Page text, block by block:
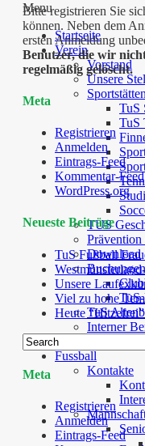
Menu
Startseite
Verein
Vorstand
Unsere
Sportstätten
TuS
TuS
TUS
Download
Buchungen
TuS
Interner
Fussball
Kontakte
Bitte registrieren Sie
können. Neben dem
ersten Anmeldung
Benutzer, die wir
regelmäßig gelöscht.
Meta
Registrieren
Anmelden
Eintrags-Feed
Kommentar-Feed
WordPress.org
Neueste Beiträge
TuS Fußball
Unsere
Viel zu hohe
Heute
Meta
Registrieren
Anmelden
Eintrags-Feed